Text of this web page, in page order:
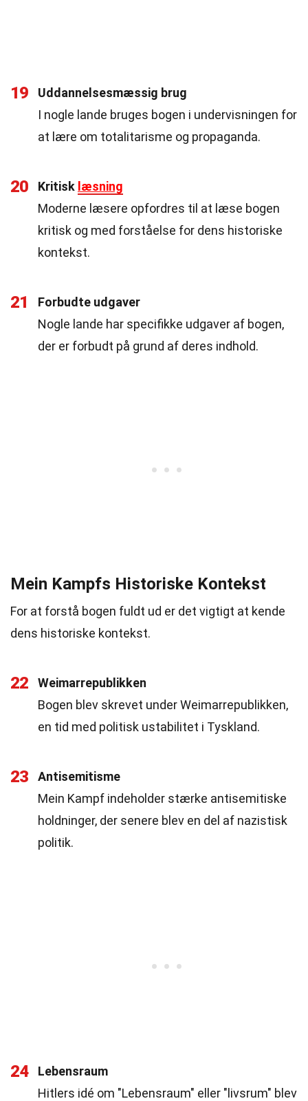
19
Uddannelsesmæssig brug
I nogle lande bruges bogen i undervisningen for
at lære om totalitarisme og propaganda.
20 Kritisk læsning
Moderne læsere opfordres til at læse bogen
kritisk og med forståelse for dens historiske
kontekst.
21
Forbudte udgaver
Nogle lande har specifikke udgaver af bogen,
der er forbudt på grund af deres indhold.
Mein Kampfs Historiske Kontekst
For at forstå bogen fuldt ud er det vigtigt at kende
dens historiske kontekst.
22
Weimarrepublikken
Bogen blev skrevet under Weimarrepublikken,
en tid med politisk ustabilitet i Tyskland.
23
Antisemitisme
Mein Kampf indeholder stærke antisemitiske
holdninger, der senere blev en del af nazistisk
politik.
24
Lebensraum
Hitlers idé om "Lebensraum" eller "livsrum" blev